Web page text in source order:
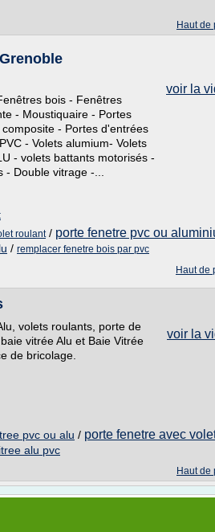
Haut de
voir la
bois - Fenêtres
- Moustiquaire - Portes
- Portes d'entrées
- Volets alumium- Volets
- volets battants motorisés -
Double vitrage -...
roulant/ porte fenetre pvc ou
/ remplacer fenetre bois par pvc
Haut de
voir la
volets roulants, porte de
vitrée Alu et Baie Vitrée
de bricolage.
pvc ou alu / porte fenetre avec
alu pvc
Haut de